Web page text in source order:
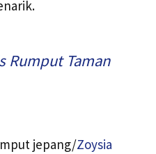
Rumput Taman
jepang/Zoysia